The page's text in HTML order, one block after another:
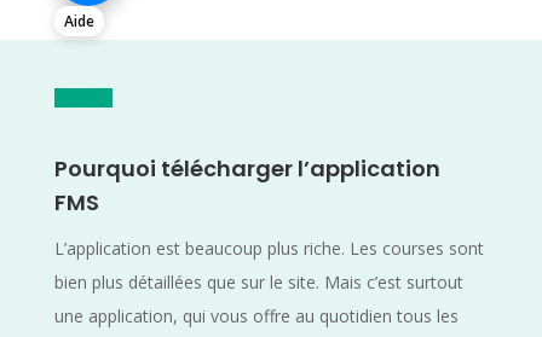
Aide
Pourquoi télécharger l’application
FMS
L’application est beaucoup plus riche. Les courses sont
bien plus détaillées que sur le site. Mais c’est surtout
une application, qui vous offre au quotidien tous les